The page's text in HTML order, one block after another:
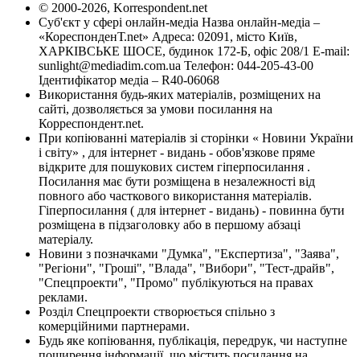
© 2000-2026, Korrespondent.net
Суб'єкт у сфері онлайн-медіа Назва онлайн-медіа –
«КореспонденТ.net» Адреса: 02091, місто Київ,
ХАРКІВСЬКЕ ШОСЕ, будинок 172-Б, офіс 208/1 E-mail:
sunlight@mediadim.com.ua Телефон: 044-205-43-00
Ідентифікатор медіа – R40-06068
Використання будь-яких матеріалів, розміщених на
сайті, дозволяється за умови посилання на
Корреспондент.net.
При копіюванні матеріалів зі сторінки « Новини України
і світу» , для інтернет - видань - обов'язкове пряме
відкрите для пошукових систем гіперпосилання .
Посилання має бути розміщена в незалежності від
повного або часткового використання матеріалів.
Гіперпосилання ( для інтернет - видань) - повинна бути
розміщена в підзаголовку або в першому абзаці
матеріалу.
Новини з позначками "Думка", "Експертиза", "Заява",
"Регіони", "Гроші", "Влада", "Вибори", "Тест-драйв",
"Спецпроекти", "Промо" публікуються на правах
реклами.
Розділ Спецпроекти створюється спільно з
комерційними партнерами.
Будь яке копіювання, публікація, передрук, чи наступне